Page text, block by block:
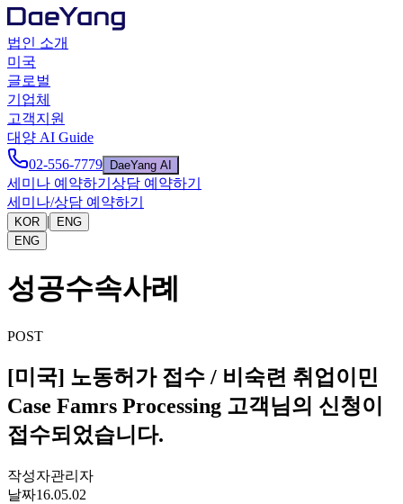
법인 소개
미국
글로벌
기업체
고객지원
대양 AI Guide
02-556-7779
DaeYang AI
세미나 예약하기 상담 예약하기
세미나/상담 예약하기
KOR |
ENG
ENG
성공수속사례
POST
[미국] 노동허가 접수 / 비숙련 취업이민
Case Famrs Processing 고객님의 신청이
접수되었습니다.
작성자관리자
날짜16.05.02